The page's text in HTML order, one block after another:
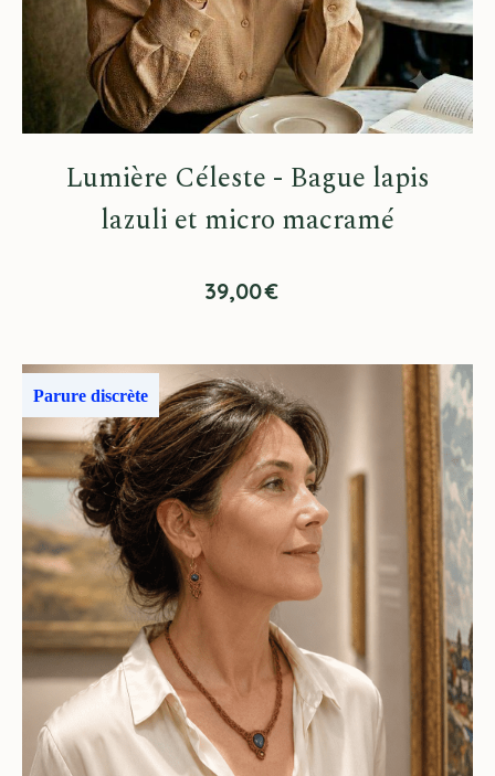
Lumière Céleste - Bague lapis
lazuli et micro macramé
39,00€
Parure discrète